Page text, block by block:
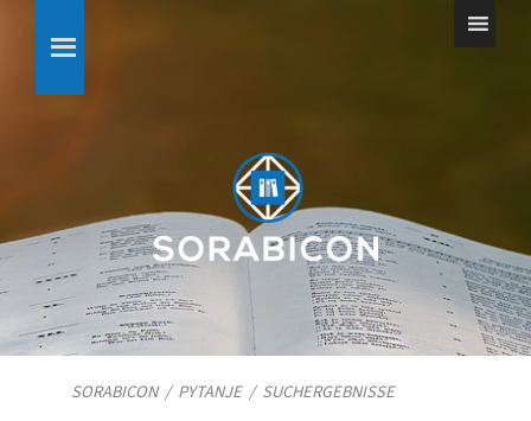
SORABICON/ PYTANJE/ SUCHERGEBNISSE